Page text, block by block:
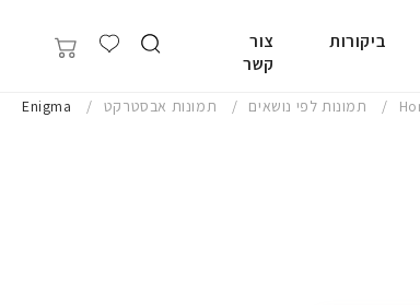
ביקורות
צור
קשר
תמונות לפי נושאים תמונות אבסטרקט Enigma